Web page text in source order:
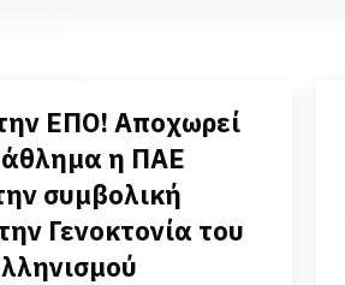
ΕΠΟ! Αποχωρεί
η ΠΑΕ
συμβολική
Γενοκτονία του